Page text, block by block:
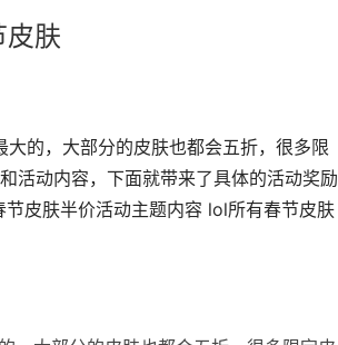
肤
的，大部分的皮肤也都会五折，很多限
活动内容，下面就带来了具体的活动奖励
皮肤半价活动主题内容 lol所有春节皮肤